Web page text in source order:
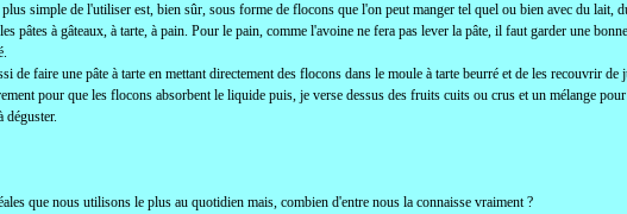
simple de l'utiliser est, bien sûr, sous forme de flocons que l'on peut manger tel quel ou bien avec du lait,
pâtes à gâteaux, à tarte, à pain. Pour le pain, comme l'avoine ne fera pas lever la pâte, il faut garder une
de faire une pâte à tarte en mettant directement des flocons dans le moule à tarte beurré et de les recouvrir
pour que les flocons absorbent le liquide puis, je verse dessus des fruits cuits ou crus et un mélange
déguster.
que nous utilisons le plus au quotidien mais, combien d'entre nous la connaisse vraiment ?